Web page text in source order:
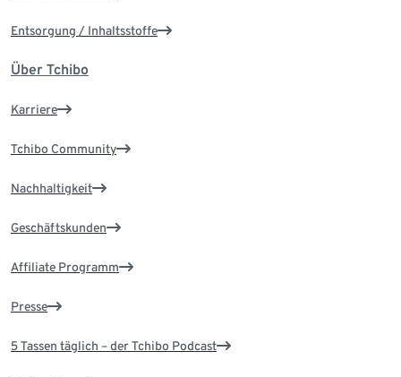
Entsorgung / Inhaltsstoffe
Über Tchibo
Karriere
Tchibo Community
Nachhaltigkeit
Geschäftskunden
Affiliate Programm
Presse
5 Tassen täglich – der Tchibo Podcast